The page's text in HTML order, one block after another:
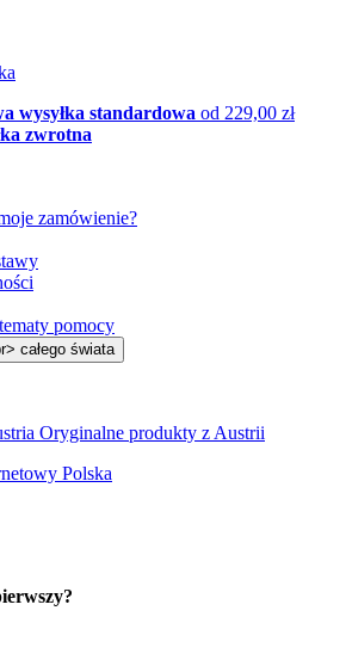
wysyłka standardowa od 229,00 zł
zwrotna
zamówienie?
pomocy
Oryginalne produkty z Austrii